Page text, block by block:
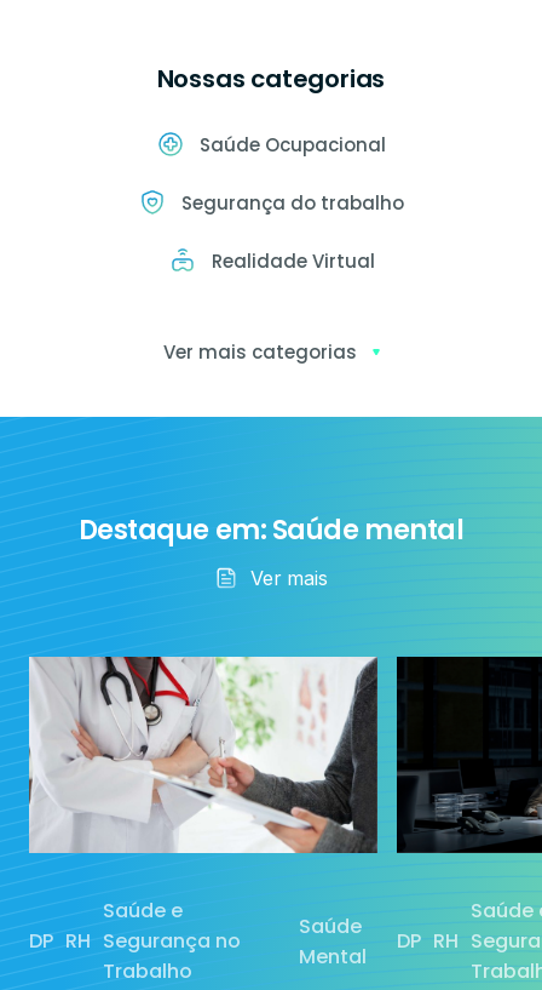
Nossas categorias
Saúde Ocupacional
Segurança do trabalho
Realidade Virtual
Ver mais categorias
Ia
Saúde Mental
Sem categoria
Treinamento
Destaque em: Saúde mental
Ver mais
DP RH
Saúde e
Segurança no
Trabalho
Saúde
Mental
DP RH
Saúde